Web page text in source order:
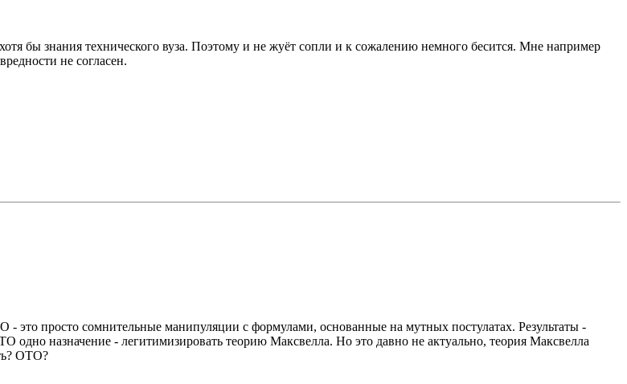
бы знания технического вуза. Поэтому и не жуёт сопли и к сожалению немного бесится. Мне например
не согласен.
- это просто сомнительные манипуляции с формулами, основанные на мутных постулатах. Результаты -
одно назначение - легитимизировать теорию Максвелла. Но это давно не актуально, теория Максвелла
ОТО?